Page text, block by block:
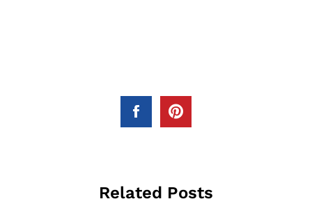
Related Posts